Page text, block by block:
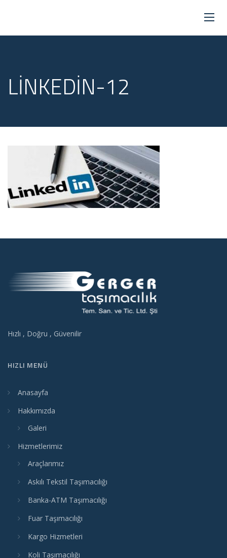
LINKEDIN-12
Hızlı , Doğru , Güvenilir
HIZLI MENÜ
Anasayfa
Hakkımızda
Galeri
Hizmetlerimiz
Araçlarımız
Askılı Tekstil Taşımacılığı
Banka-ATM Taşımacılığı
Fuar Taşımacılığı
Kargo Hizmetleri
Koli Taşımacılığı